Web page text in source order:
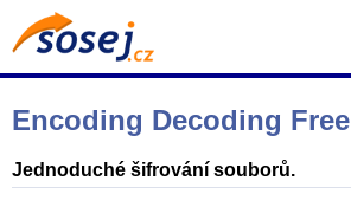
Encoding Decoding Free
Jednoduché šifrování souborů.